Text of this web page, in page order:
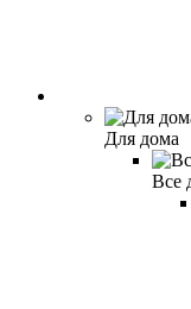
Для дома
Все